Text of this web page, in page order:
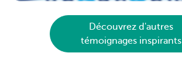
Découvrez d'autres
témoignages inspirants